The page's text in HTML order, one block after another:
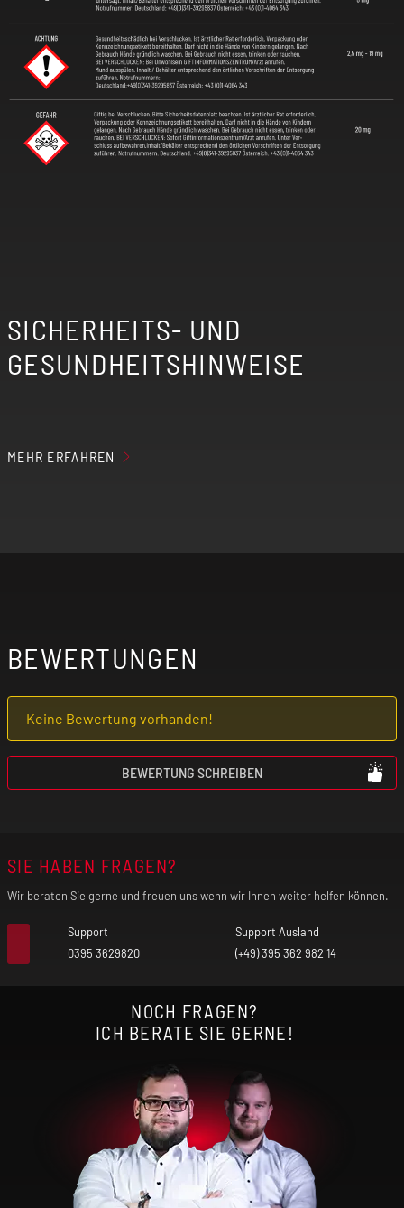
SICHERHEITS- UND
GESUNDHEITSHINWEISE
mit Herz-Kreislauf-Erkrankungen
Benutze das Produkt nur mit äußerster
Vorsicht, wenn du an einer
Lungenerkrankung (z. B. Asthma, COPD,
Lunge unter Umständen einen Asthmaanfall,
Luftnot und Hustenanfälle auslösen.
Verwende das Produkt nicht, wenn eines
dieser Symptome bei dir auftritt!
Falls du allergisch auf einen der Inhaltsstoffe
reagierst, darfst du das Produkt nicht
Nutzung deinen Arzt.
Unsere Produkte sind keine Nikotin-
Entwöhnungsmittel! Wenn du dir den
Nikotin-Konsum abgewöhnen willst,
MEHR ERFAHREN
BEWERTUNGEN
Keine Bewertung vorhanden!
BEWERTUNG SCHREIBEN
SIE HABEN FRAGEN?
Wir beraten Sie gerne und freuen uns wenn wir Ihnen weiter helfen können.
Support
0395 3629820
Support Ausland
(+49) 395 362 982 14
NOCH FRAGEN?
ICH BERATE SIE GERNE!